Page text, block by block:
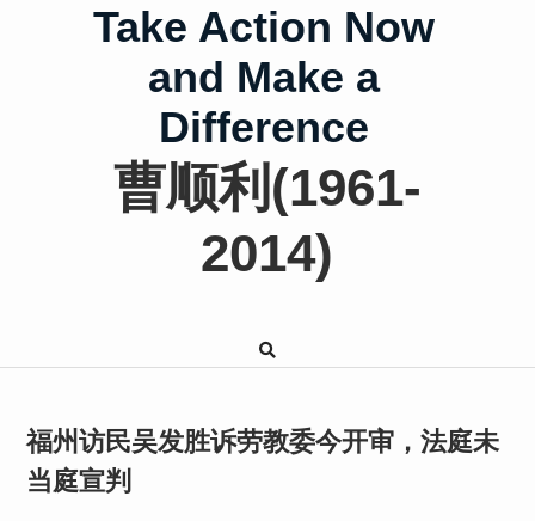
Take Action Now
and Make a
Difference
曹顺利(1961-
2014)
福州访民吴发胜诉劳教委今开审，法庭未
当庭宣判